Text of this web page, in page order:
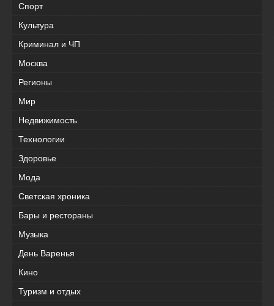
Спорт
Культура
Криминал и ЧП
Москва
Регионы
Мир
Недвижимость
Технологии
Здоровье
Мода
Светская хроника
Бары и рестораны
Музыка
День Варенья
Кино
Туризм и отдых